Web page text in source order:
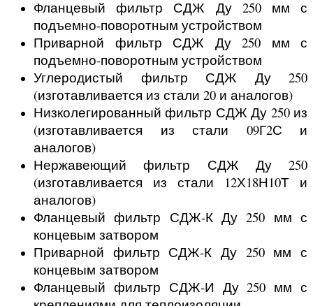
Фланцевый фильтр СДЖ Ду 250 мм с
подъемно-поворотным устройством
Приварной фильтр СДЖ Ду 250 мм с
подъемно-поворотным устройством
Углеродистый фильтр СДЖ Ду 250
(изготавливается из стали 20 и аналогов)
Низколегированный фильтр СДЖ Ду 250 из
(изготавливается из стали 09Г2С и
аналогов)
Нержавеющий фильтр СДЖ Ду 250
(изготавливается из стали 12Х18Н10Т и
аналогов)
Фланцевый фильтр СДЖ-К Ду 250 мм с
концевым затвором
Приварной фильтр СДЖ-К Ду 250 мм с
концевым затвором
Фланцевый фильтр СДЖ-И Ду 250 мм с